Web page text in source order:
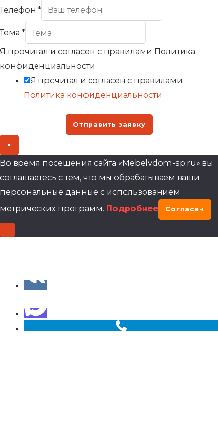
Телефон *
Тема *
Я прочитал и согласен с правилами Политика
конфиденциальности
Я прочитал и согласен с правилами
Политика конфиденциальности
Отправить заявку
×
Во время посещения сайта «Mebelvdom-sp.ru» вы
соглашаетесь с тем, что мы обрабатываем ваши
персональные данные с использованием
метрических программ. Подробнее Согласен